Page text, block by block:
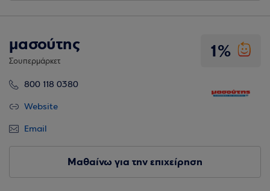
1%
μασούτης
Σουπερμάρκετ
800 118 0380
Website
Email
Μαθαίνω για την επιχείρηση